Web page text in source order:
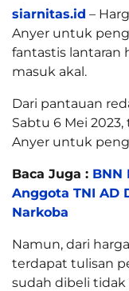
siarnitas.id –
Anyer untuk
fantastis lantaran
masuk akal.
Dari pantauan
Sabtu 6 Mei
Anyer untuk
Baca Juga : BNN
Anggota TNI AD
Narkoba
Namun, dari
terdapat tulisan
sudah dibeli